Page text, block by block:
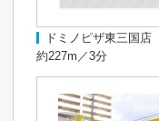
ドミノピザ東三国店
約227m／3分